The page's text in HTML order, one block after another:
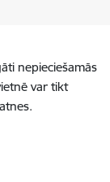
nepieciešamās
var tikt